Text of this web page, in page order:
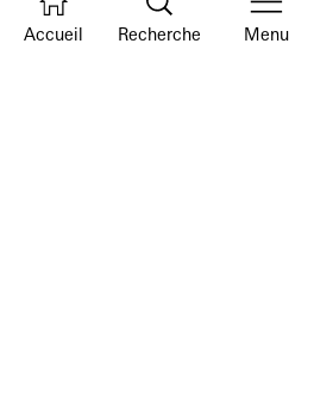
Accueil Recherche Menu